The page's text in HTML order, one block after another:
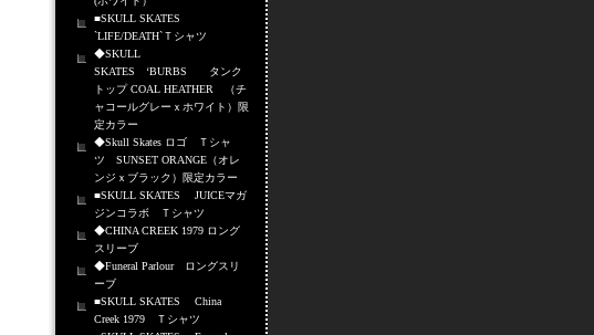
■SKULL SKATES
`LIFE/DEATH`Ｔシャツ
◆SKULL
SKATES ‘BURBS タンク
トップ COAL HEATHER （チ
ャコールグレーｘホワイト）限
定カラー
◆Skull Skates ロゴ Ｔシャ
ツ SUNSET ORANGE（オレ
ンジｘブラック）限定カラー
■SKULL SKATES JUICEマガ
ジンコラボ Ｔシャツ
◆CHINA CREEK 1979 ロング
スリーブ
◆Funeral Parlour ロングスリ
ーブ
■SKULL SKATES China
Creek 1979 Ｔシャツ